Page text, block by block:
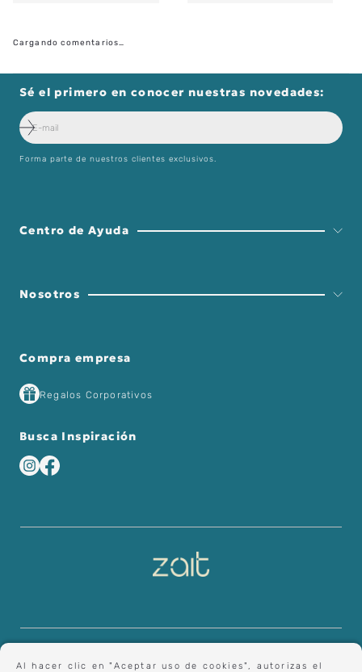
Al hacer clic en "Aceptar uso de cookies", autorizas el
Cargando comentarios…
Sé el primero en conocer nuestras novedades:
Forma parte de nuestros clientes exclusivos.
Centro de Ayuda
Nosotros
Compra empresa
Regalos Corporativos
Busca Inspiración